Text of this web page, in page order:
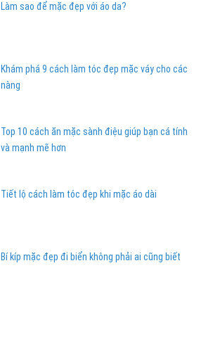
Làm sao để mặc đẹp với áo da?
Khám phá 9 cách làm tóc đẹp mặc váy cho các
nàng
Top 10 cách ăn mặc sành điệu giúp bạn cá tính
và mạnh mẽ hơn
Tiết lộ cách làm tóc đẹp khi mặc áo dài
Bí kíp mặc đẹp đi biển không phải ai cũng biết